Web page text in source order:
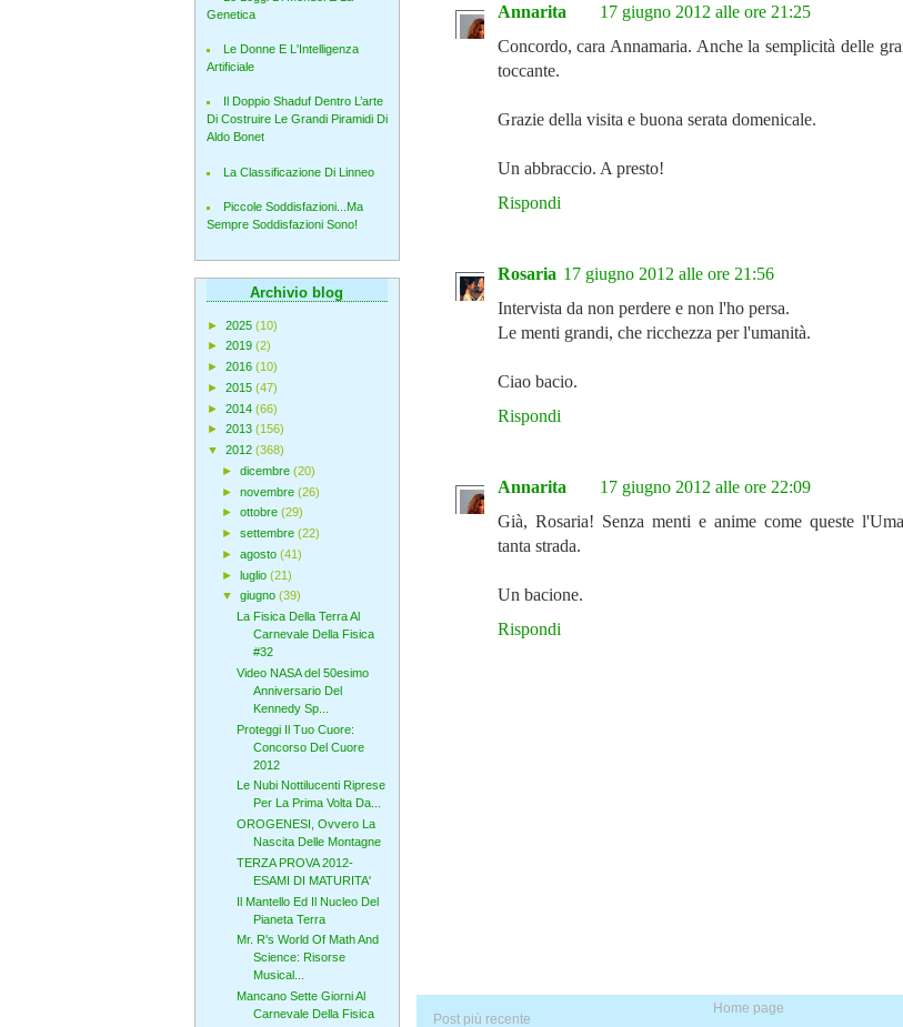
Annarita
17 giugno 2012 alle ore 21:25
Concordo, cara Annamaria. Anche la semplicità delle
toccante.
Grazie della visita e buona serata domenicale.
Un abbraccio. A presto!
Rispondi
Rosaria 17 giugno 2012 alle ore 21:56
Intervista da non perdere e non l'ho persa.
Le menti grandi, che ricchezza per l'umanità.
Ciao bacio.
Rispondi
Annarita
17 giugno 2012 alle ore 22:09
Già, Rosaria! Senza menti e anime come queste
tanta strada.
Un bacione.
Rispondi
Post più recente
Home page
Genetica
Le Donne E L'Intelligenza
Artificiale
Il Doppio Shaduf Dentro L’arte
Di Costruire Le Grandi Piramidi Di
Aldo Bonet
La Classificazione Di Linneo
Piccole Soddisfazioni...Ma
Sempre Soddisfazioni Sono!
Archivio blog
► 2025 (10)
► 2019 (2)
► 2016 (10)
► 2015 (47)
► 2014 (66)
► 2013 (156)
▼ 2012 (368)
► dicembre (20)
► novembre (26)
► ottobre (29)
► settembre (22)
► agosto (41)
► luglio (21)
▼ giugno (39)
La Fisica Della Terra Al
Carnevale Della Fisica
#32
Video NASA del 50esimo
Anniversario Del
Kennedy Sp...
Proteggi Il Tuo Cuore:
Concorso Del Cuore
2012
Le Nubi Nottilucenti Riprese
Per La Prima Volta Da...
OROGENESI, Ovvero La
Nascita Delle Montagne
TERZA PROVA 2012-
ESAMI DI MATURITA'
Il Mantello Ed Il Nucleo Del
Pianeta Terra
Mr. R's World Of Math And
Science: Risorse
Musical...
Mancano Sette Giorni Al
Carnevale Della Fisica